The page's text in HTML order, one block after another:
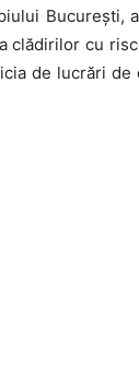
București,
clădirilor cu
de lucrări